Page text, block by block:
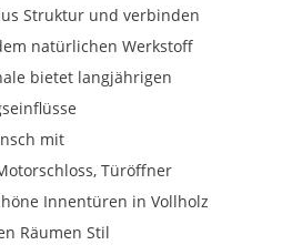
Struktur und verbinden
natürlichen Werkstoff
bietet langjährigen
mit
Türöffner
Innentüren in Vollholz
Räumen Stil